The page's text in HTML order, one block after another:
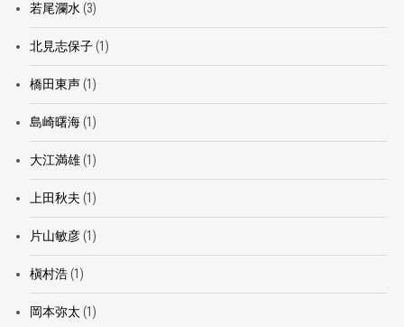
若尾瀾水 (3)
北見志保子(1)
橋田東声(1)
島崎曙海(1)
大江満雄(1)
上田秋夫 (1)
片山敏彦(1)
槇村浩(1)
岡本弥太 (1)